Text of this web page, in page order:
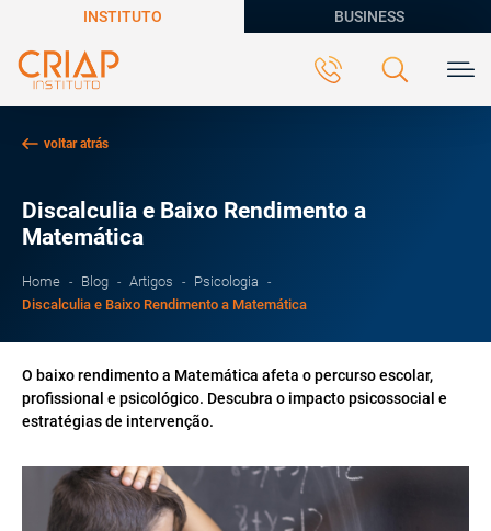
INSTITUTO BUSINESS
voltar atrás
Discalculia e Baixo Rendimento a
Matemática
Home Blog Artigos
Psicologia
Discalculia e Baixo Rendimento a Matemática
O baixo rendimento a Matemática afeta o percurso escolar,
profissional e psicológico. Descubra o impacto psicossocial e
estratégias de intervenção.